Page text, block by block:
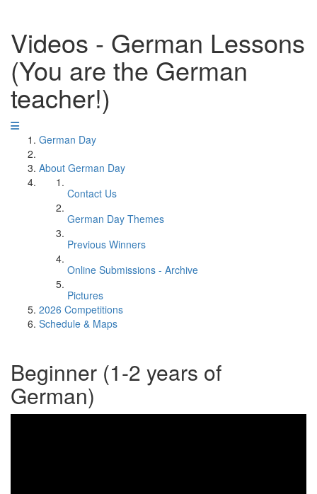
Videos - German Lessons
(You are the German
teacher!)
German Day
About German Day
Contact Us
German Day Themes
Previous Winners
Online Submissions - Archive
Pictures
2026 Competitions
Schedule & Maps
Beginner (1-2 years of
German)